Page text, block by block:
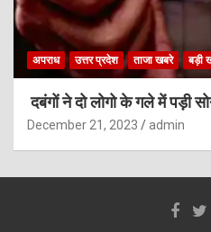
अपराध उत्तर प्रदेश ताजा खबरे बड़ी
दबंगों ने दो लोगो के गले में पड़ी
December 21, 2023 admin